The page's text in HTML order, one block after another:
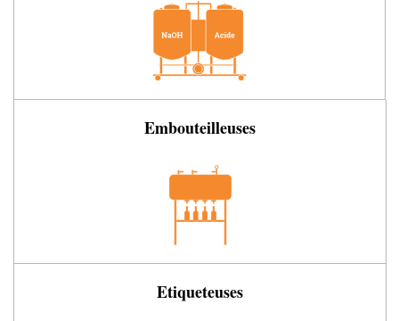
Embouteilleuses
Etiqueteuses